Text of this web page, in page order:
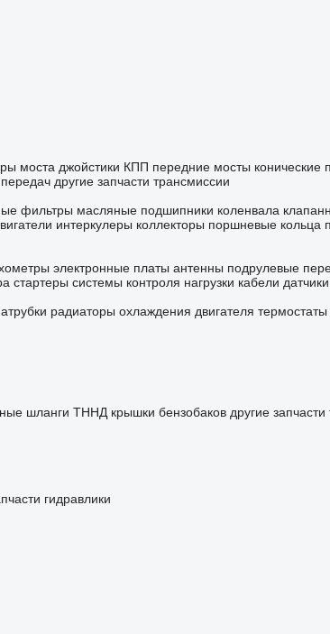
моста джойстики КПП передние мосты конические
другие запчасти трансмиссии
фильтры масляные подшипники коленвала
интеркулеры коллекторы поршневые кольца
электронные платы антенны подрулевые
стартеры системы контроля нагрузки кабели
радиаторы охлаждения двигателя термостаты
шланги ТННД крышки бензобаков другие
гидравлики